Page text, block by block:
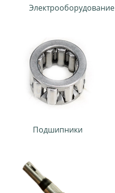
Электрооборудование
Подшипники